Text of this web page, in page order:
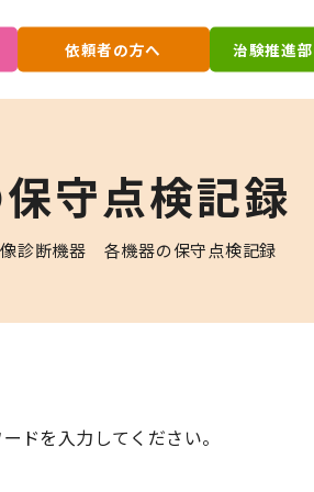
依頼者の方へ 治験推進
守点検記録
診断機器 各機器の保守点検記録
ドを入力してください。